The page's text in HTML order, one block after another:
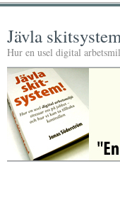
Jävla
Hur en usel digital